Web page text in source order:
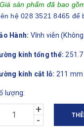
Giá sản phẩm đã bao
hệ 028 3521 8465 để
Hành: Vĩnh viễn
kính tổng thể:
kính cắt lỗ: 211 mm
sâu:
lượng:~2.26 kg
lượng:
+
-